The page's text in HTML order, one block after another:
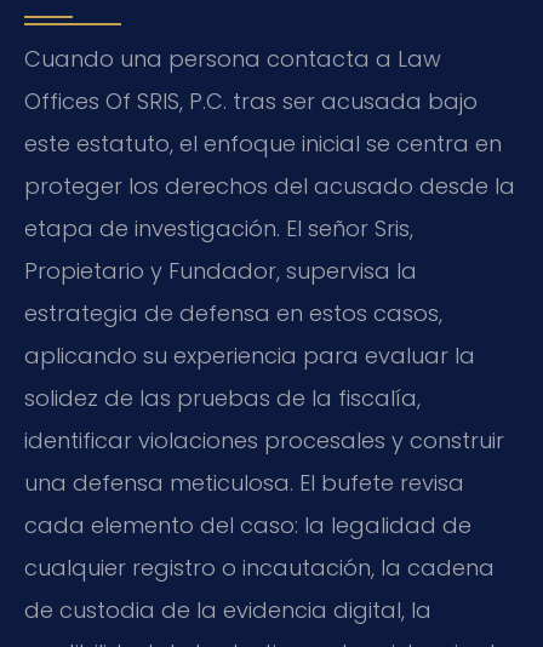
Cuando una persona contacta a Law
Offices Of SRIS, P.C. tras ser acusada bajo
este estatuto, el enfoque inicial se centra en
proteger los derechos del acusado desde la
etapa de investigación. El señor Sris,
Propietario y Fundador, supervisa la
estrategia de defensa en estos casos,
aplicando su experiencia para evaluar la
solidez de las pruebas de la fiscalía,
identificar violaciones procesales y construir
una defensa meticulosa. El bufete revisa
cada elemento del caso: la legalidad de
cualquier registro o incautación, la cadena
de custodia de la evidencia digital, la